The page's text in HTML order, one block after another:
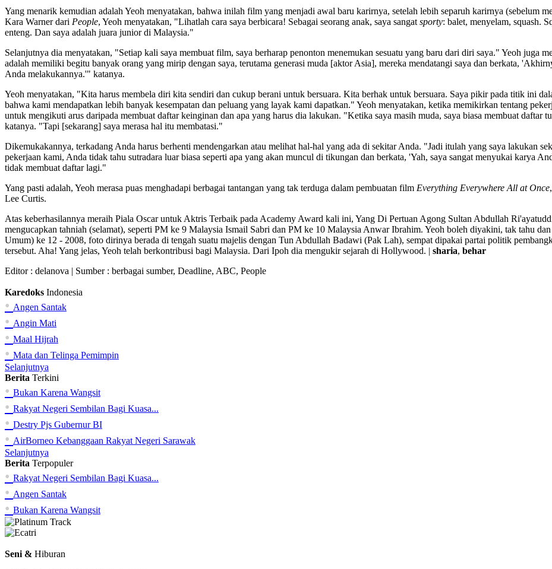
Yang menarik kemudian adalah Yeoh menyatakan, bahwa inilah film yang menjadi awal baru karirnya, setelah lebih separuh karirnya (sebelum
Kara Warner dari People, Yeoh menyatakan, "Lihatlah cara saya berbicara! Sebagai seorang anak, saya sangat sporty: balet, menyelam, squash.
enteng. Dan saya adalah juara junior di Malaysia."
Selanjutnya dia menyatakan, "Setiap kali saya membuat film, saya berharap penonton menemukan sesuatu yang baru dari diri saya." Yeoh juga
adalah memiliki begitu banyak orang yang mirip dengan saya, terutama generasi muda [aktor Asia], mereka mendatangi saya dan berkata,
Anda melakukannya.'" katanya.
Yeoh menyatakan, "Kita harus membela diri kita sendiri dan cukup berani untuk bersuara. Kita berhak untuk bersuara. Saya pikir pada titik ini
bahwa kami mendapatkan lebih banyak kesempatan dan peluang yang layak kami dapatkan." Yeoh menyatakan, ketika memikirkan tentang
untuk mengikuti arus daripada membuat daftar keinginan dan apa yang harus dia lakukan. "Ketika saya masih muda, saya biasa membuat daftar
katanya. "Tapi [sekarang] saya merasa hal itu membatasi."
Dikemukakannya, terkadang Anda harus berhenti mendengarkan atau melihat hal-hal yang ada di sekitar Anda. "Jadi itulah yang saya lakukan
pekerjaan kami, Anda tidak tahu sutradara luar biasa seperti apa yang akan muncul di tikungan dan berkata, 'Yah, saya sangat menyukai karya
tidak membuat daftar lagi."
Yang pasti adalah, Yeoh merasa puas menghadapi berbagai tantangan yang tak terduga dalam pembuatan film Everything Everywhere All at Once
Lee Curtis.
Atas keberhasilannya meraih Piala Oscar untuk Aktris Terbaik pada Academy Award kali ini, Yang Di Pertuan Agong Sultan Abdullah
mengucapkan tahniah (selamat), seperti PM ke 9 Malaysia Ismail Sabri dan PM ke 10 Malaysia Anwar Ibrahim. Yeoh boleh diyakini, tak tahu
Umum) ke 12 - 2008, foto dirinya berada di tengah suatu majelis dengan Tun Abdullah Badawi (Pak Lah), sempat dipakai partai politik
tersebut. Aha! Yang jelas, Yeoh telah berkontribusi bagi Malaysia. Dari Ipoh dia mengukir sejarah di Hollywood. | sharia, behar
Editor : delanova | Sumber : berbagai sumber, Deadline, ABC, People
Karedoks Indonesia
• Angen Santak
• Angin Mati
• Maal Hijrah
• Mata dan Telinga Pemimpin
Selanjutnya
Berita Terkini
• Bukan Karena Wangsit
• Rakyat Negeri Sembilan Bagi Kuasa...
• Destry Pjs Gubernur BI
• AirBorneo Kebanggaan Rakyat Negeri Sarawak
Selanjutnya
Berita Terpopuler
• Rakyat Negeri Sembilan Bagi Kuasa...
• Angen Santak
• Bukan Karena Wangsit
Seni & Hiburan